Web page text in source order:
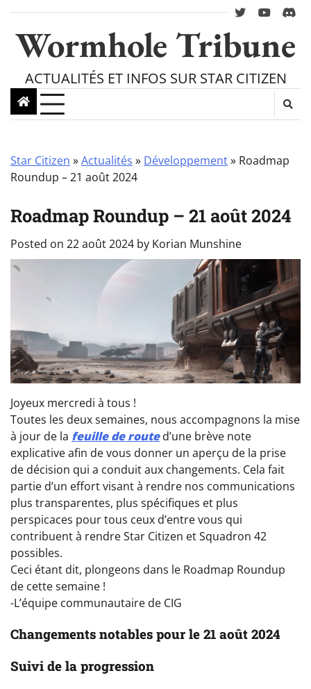
content
twitteryoutube
Wormhole Tribune
ACTUALITÉS ET INFOS SUR STAR CITIZEN
Star Citizen »Actualités » Développement» Roadmap
Roundup – 21 août 2024
Roadmap Roundup – 21 août 2024
Posted on 22 août 2024 by Korian Munshine
Joyeux mercredi à tous !
Toutes les deux semaines, nous accompagnons la mise
à jour de la feuille de routed’une brève note
explicative afin de vous donner un aperçu de la prise
de décision qui a conduit aux changements. Cela fait
partie d’un effort visant à rendre nos communications
plus transparentes, plus spécifiques et plus
perspicaces pour tous ceux d’entre vous qui
contribuent à rendre Star Citizen et Squadron 42
possibles.
Ceci étant dit, plongeons dans le Roadmap Roundup
de cette semaine !
-L’équipe communautaire de CIG
Changements notables pour le 21 août 2024
Suivi de la progression